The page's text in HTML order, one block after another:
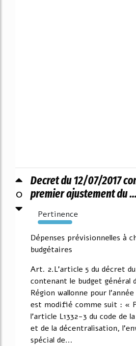
0
Decret du 12/07/2017
premier ajustement du ...
Pertinence
2000%
Dépenses prévisionnelles à
budgétaires
Art. 2.L'article 5 du décret du
contenant le budget général
Région wallonne pour
est modifié comme suit : «
l'article L1332-3 du code de
et de la décentralisation,
spécial de...